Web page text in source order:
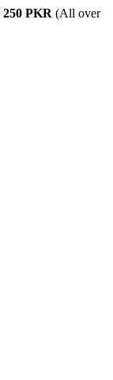
250 PKR (All over